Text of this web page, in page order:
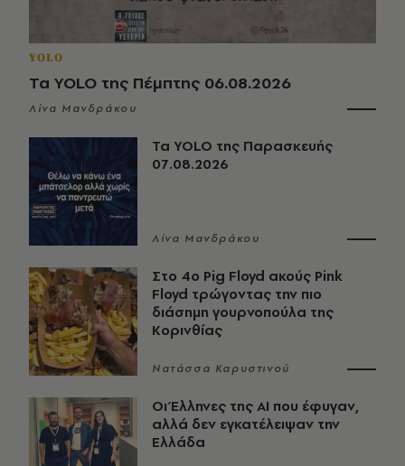
YOLO
Τα YOLO της Πέμπτης 06.08.2026
Λίνα Μανδράκου
Τα YOLO της Παρασκευής
07.08.2026
Λίνα Μανδράκου
Στο 4ο Pig Floyd ακούς Pink
Floyd τρώγοντας την πιο
διάσημη γουρνοπούλα της
Κορινθίας
Νατάσσα Καρυστινού
Οι Έλληνες της ΑΙ που έφυγαν,
αλλά δεν εγκατέλειψαν την
Ελλάδα